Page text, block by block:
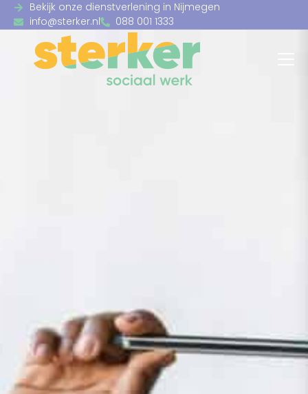
Bekijk onze dienstverlening in Nijmegen
info@sterker.nl
088 001 1333